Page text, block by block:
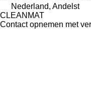
Nederland, Andelst
CLEANMAT
Contact opnemen met